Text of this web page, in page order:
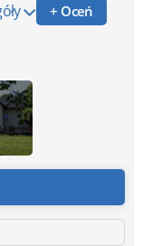
+ Oceń